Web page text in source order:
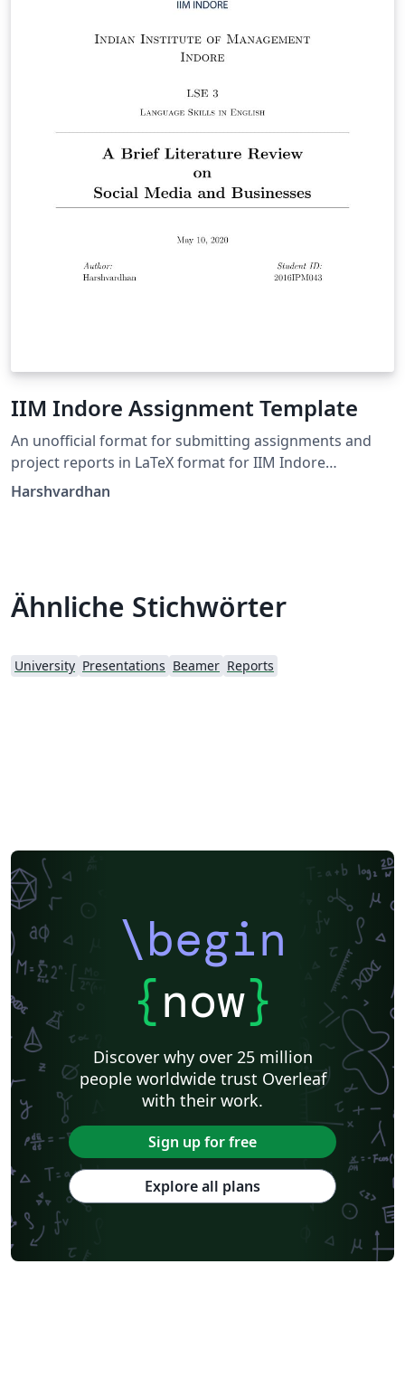
IIM Indore Assignment Template
An unofficial format for submitting assignments and
project reports in LaTeX format for IIM Indore
participants.
Harshvardhan
Ähnliche Stichwörter
University Presentations Beamer Reports
\begin
{now}
Discover why over 25 million
people worldwide trust Overleaf
with their work.
Sign up for free
Explore all plans